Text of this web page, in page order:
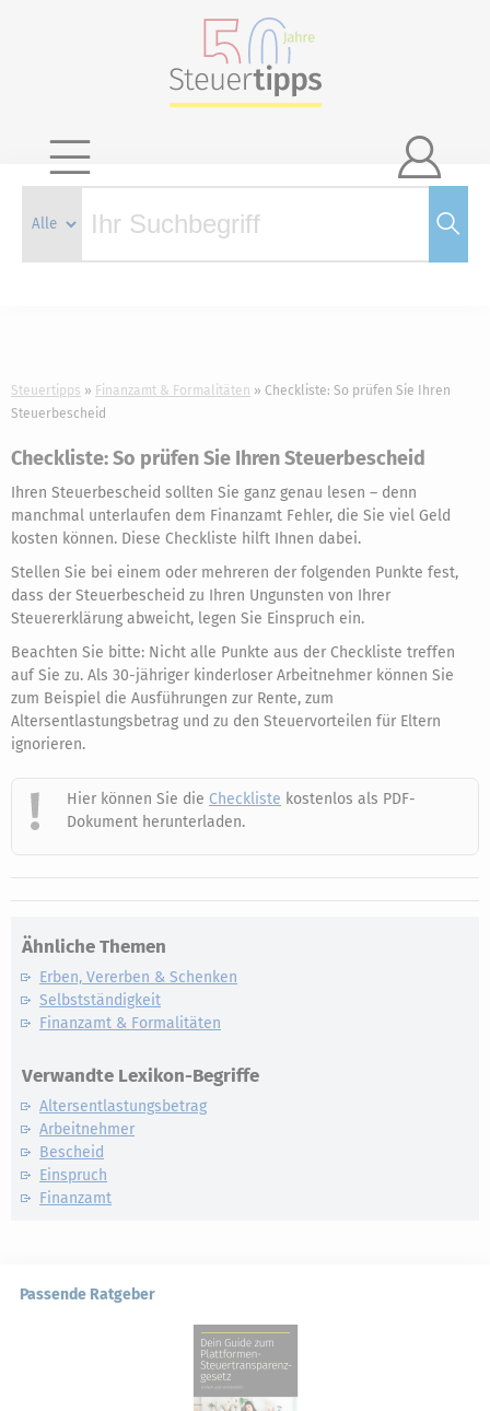

Steuertipps Finanzamt & Formalitäten
Checkliste: So prüfen Sie Ihren
Steuerbescheid
Checkliste: So prüfen Sie Ihren Steuerbescheid
Ihren Steuerbescheid sollten Sie ganz genau lesen – denn
manchmal unterlaufen dem Finanzamt Fehler, die Sie viel Geld
kosten können. Diese Checkliste hilft Ihnen dabei.
Stellen Sie bei einem oder mehreren der folgenden Punkte fest,
dass der Steuerbescheid zu Ihren Ungunsten von Ihrer
Steuererklärung abweicht, legen Sie Einspruch ein.
Beachten Sie bitte: Nicht alle Punkte aus der Checkliste treffen
auf Sie zu. Als 30-jähriger kinderloser Arbeitnehmer können Sie
zum Beispiel die Ausführungen zur Rente, zum
Altersentlastungsbetrag und zu den Steuervorteilen für Eltern
ignorieren.
Hier können Sie die Checkliste kostenlos als PDF-
Dokument herunterladen.
Ähnliche Themen
Erben, Vererben & Schenken
Selbstständigkeit
Finanzamt & Formalitäten
Verwandte Lexikon-Begriffe
Altersentlastungsbetrag
Arbeitnehmer
Bescheid
Einspruch
Finanzamt
Passende Ratgeber